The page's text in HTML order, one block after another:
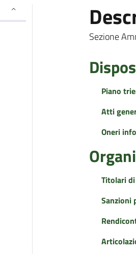
Sezione
Piano
Atti
Oneri
Titolari
Sanzioni